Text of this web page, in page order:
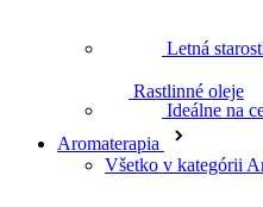
Kvetove vody
Letná
Ideálne na
Aromaterapia
Všetko v kategórii